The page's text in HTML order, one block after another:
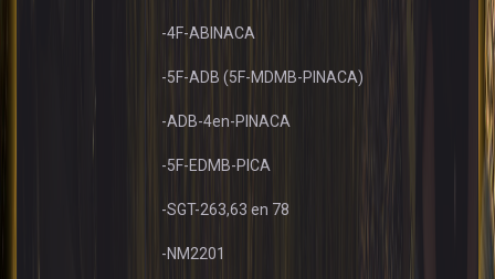
-4F-ABINACA
-5F-ADB (5F-MDMB-PINACA)
-ADB-4en-PINACA
-5F-EDMB-PICA
-SGT-263,63 en 78
-NM2201